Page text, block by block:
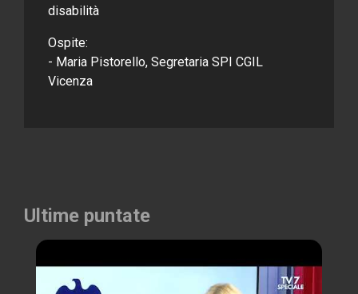
disabilità
Ospite:
- Maria Pistorello, Segretaria SPI CGIL
Vicenza
Ultime puntate